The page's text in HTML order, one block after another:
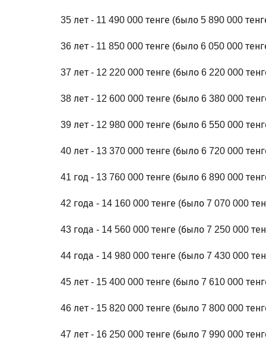
35 лет - 11 490 000 тенге (было 5 890 000
36 лет - 11 850 000 тенге (было 6 050 000
37 лет - 12 220 000 тенге (было 6 220 000
38 лет - 12 600 000 тенге (было 6 380 000
39 лет - 12 980 000 тенге (было 6 550 000
40 лет - 13 370 000 тенге (было 6 720 000
41 год - 13 760 000 тенге (было 6 890 000
42 года - 14 160 000 тенге (было 7 070 000
43 года - 14 560 000 тенге (было 7 250 000
44 года - 14 980 000 тенге (было 7 430 000
45 лет - 15 400 000 тенге (было 7 610 000
46 лет - 15 820 000 тенге (было 7 800 000
47 лет - 16 250 000 тенге (было 7 990 000